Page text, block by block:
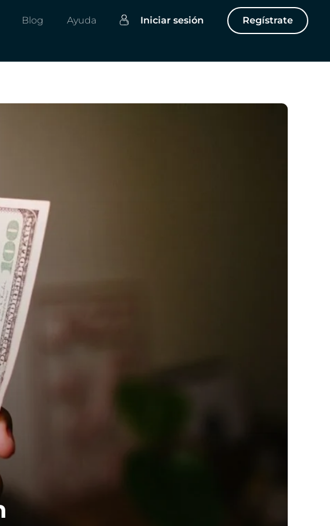
Blog Ayuda Iniciar sesión Regístrate